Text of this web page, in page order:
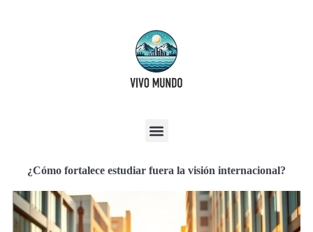
¿Cómo fortalece estudiar fuera la visión internacional?